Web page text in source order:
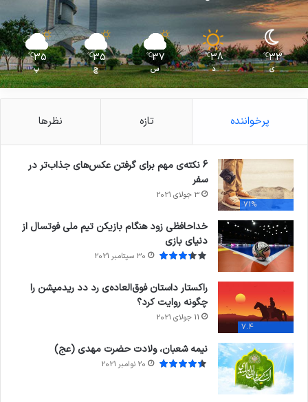
33
℃
ی
38
℃
د
37
℃
س
35
℃
چ
35
℃
پ
پرخواننده تازه نظرها
71%
6 نکته‌ی مهم برای گرفتن عکس‌های جذاب‌تر در
سفر
3 جولای 2021
خداحافظی زود هنگام بازیکن تیم ملی فوتسال از
دنیای بازی
30 سپتامبر 2021
7.4
راکستار داستان فوق‌العاده‌ی رد دد ریدمپشن را
چگونه روایت کرد؟
11 جولای 2021
نیمه شعبان، ولادت حضرت مهدی (عج)
20 نوامبر 2021